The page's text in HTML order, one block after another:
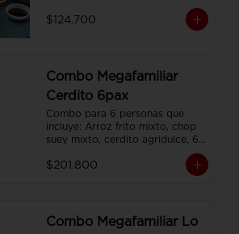
egg roll, 4 gaseosas, servido en
plato individual
$124.700
Combo Megafamiliar
Cerdito 6pax
Combo para 6 personas que
incluye: Arroz frito mixto, chop
suey mixto, cerdito agridulce, 6
egg roll,y 6 gaseosas. Servidos
en platos individuales.
$201.800
Combo Megafamiliar Lo